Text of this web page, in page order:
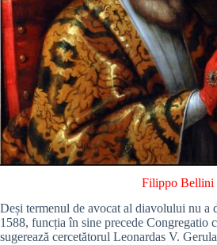
Filippo Bellini
Deși termenul de avocat al diavolului nu a
1588, funcția în sine precede Congregatio
sugerează cercetătorul Leonardas V.